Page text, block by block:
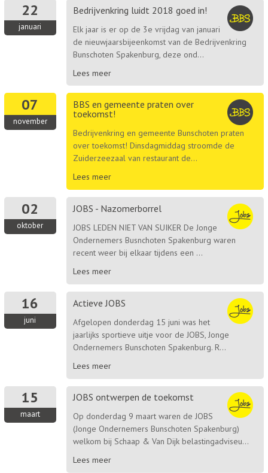
Bedrijvenkring luidt 2018 goed in!
Elk jaar is er op de 3e vrijdag van januari
de nieuwjaarsbijeenkomst van de Bedrijvenkring
Bunschoten Spakenburg, deze ond...
Lees meer
22
januari
BBS en gemeente praten over
toekomst!
Bedrijvenkring en gemeente Bunschoten praten
over toekomst! Dinsdagmiddag stroomde de
Zuiderzeezaal van restaurant de...
Lees meer
07
november
JOBS - Nazomerborrel
JOBS LEDEN NIET VAN SUIKER De Jonge
Ondernemers Busnchoten Spakenburg waren
recent weer bij elkaar tijdens een ...
Lees meer
02
oktober
Actieve JOBS
Afgelopen donderdag 15 juni was het
jaarlijks sportieve uitje voor de JOBS, Jonge
Ondernemers Bunschoten Spakenburg. R...
Lees meer
16
juni
JOBS ontwerpen de toekomst
Op donderdag 9 maart waren de JOBS
(Jonge Ondernemers Bunschoten Spakenburg)
welkom bij Schaap & Van Dijk belastingadviseu...
Lees meer
15
maart